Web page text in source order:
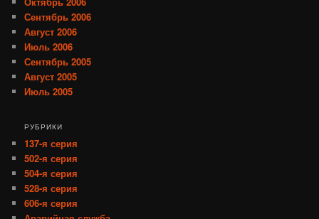
Сентябрь 2006
Август 2006
Июль 2006
Сентябрь 2005
Август 2005
Июль 2005
РУБРИКИ
137-я серия
502-я серия
504-я серия
528-я серия
606-я серия